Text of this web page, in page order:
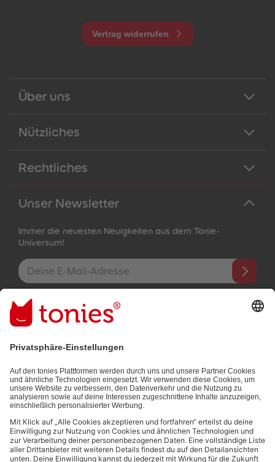
Vertrag widerrufen
Über uns
Nützliches
Rechtliches
Unser Newsletter
Immer die neuesten Neuigkeiten aus dem Tonie-
Universum!
E-Mail-Addresse
Mit dem Absenden abonnierst du unseren E-Mail-Newsletter, der
auf den von dir bereitgestellten Informationen (z.B. Account-
informationen) und den von dir zu Werbezwecken bereitgestellten
Datenschutzbestimmungen.
Bezahlmethoden: